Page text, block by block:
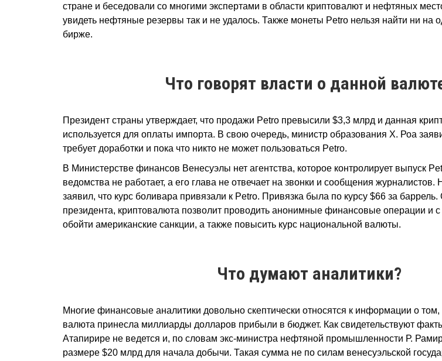
стране и беседовали со многими экспертами в области криптовалют и нефтяных
увидеть нефтяные резервы так и не удалось. Также монеты Petro нельзя найти ни на
бирже.
Что говорят власти о данной
Президент страны утверждает, что продажи Petro превысили $3,3 млрд и данная
используется для оплаты импорта. В свою очередь, министр образования Х. Роа
требует доработки и пока что никто не может пользоваться Petro.
В Министерстве финансов Венесуэлы нет агентства, которое контролирует выпуск
ведомства не работает, а его глава не отвечает на звонки и сообщения
заявил, что курс боливара привязали к Petro. Привязка была по курсу $66 за
президента, криптовалюта позволит проводить анонимные финансовые операции и
обойти американские санкции, а также повысить курс национальной валюты.
Что думают аналитики?
Многие финансовые аналитики довольно скептически относятся к информации о
валюта принесла миллиарды долларов прибыли в бюджет. Как свидетельствуют
Атапирире не ведется и, по словам экс-министра нефтяной промышленности Р.
размере $20 млрд для начала добычи. Такая сумма не по силам венесуэльской